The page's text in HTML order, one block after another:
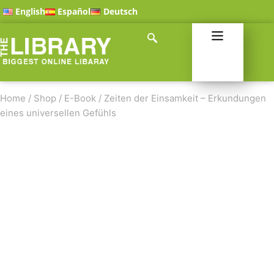
English Español Deutsch
Home / Shop / E-Book / Zeiten der Einsamkeit – Erkundungen
eines universellen Gefühls